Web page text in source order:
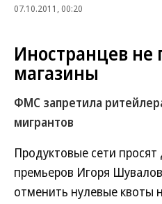
07.10.2011, 00:20
Иностранцев не
магазины
ФМС запретила
мигрантов
Продуктовые сети
премьеров Игоря
отменить нулевые квоты